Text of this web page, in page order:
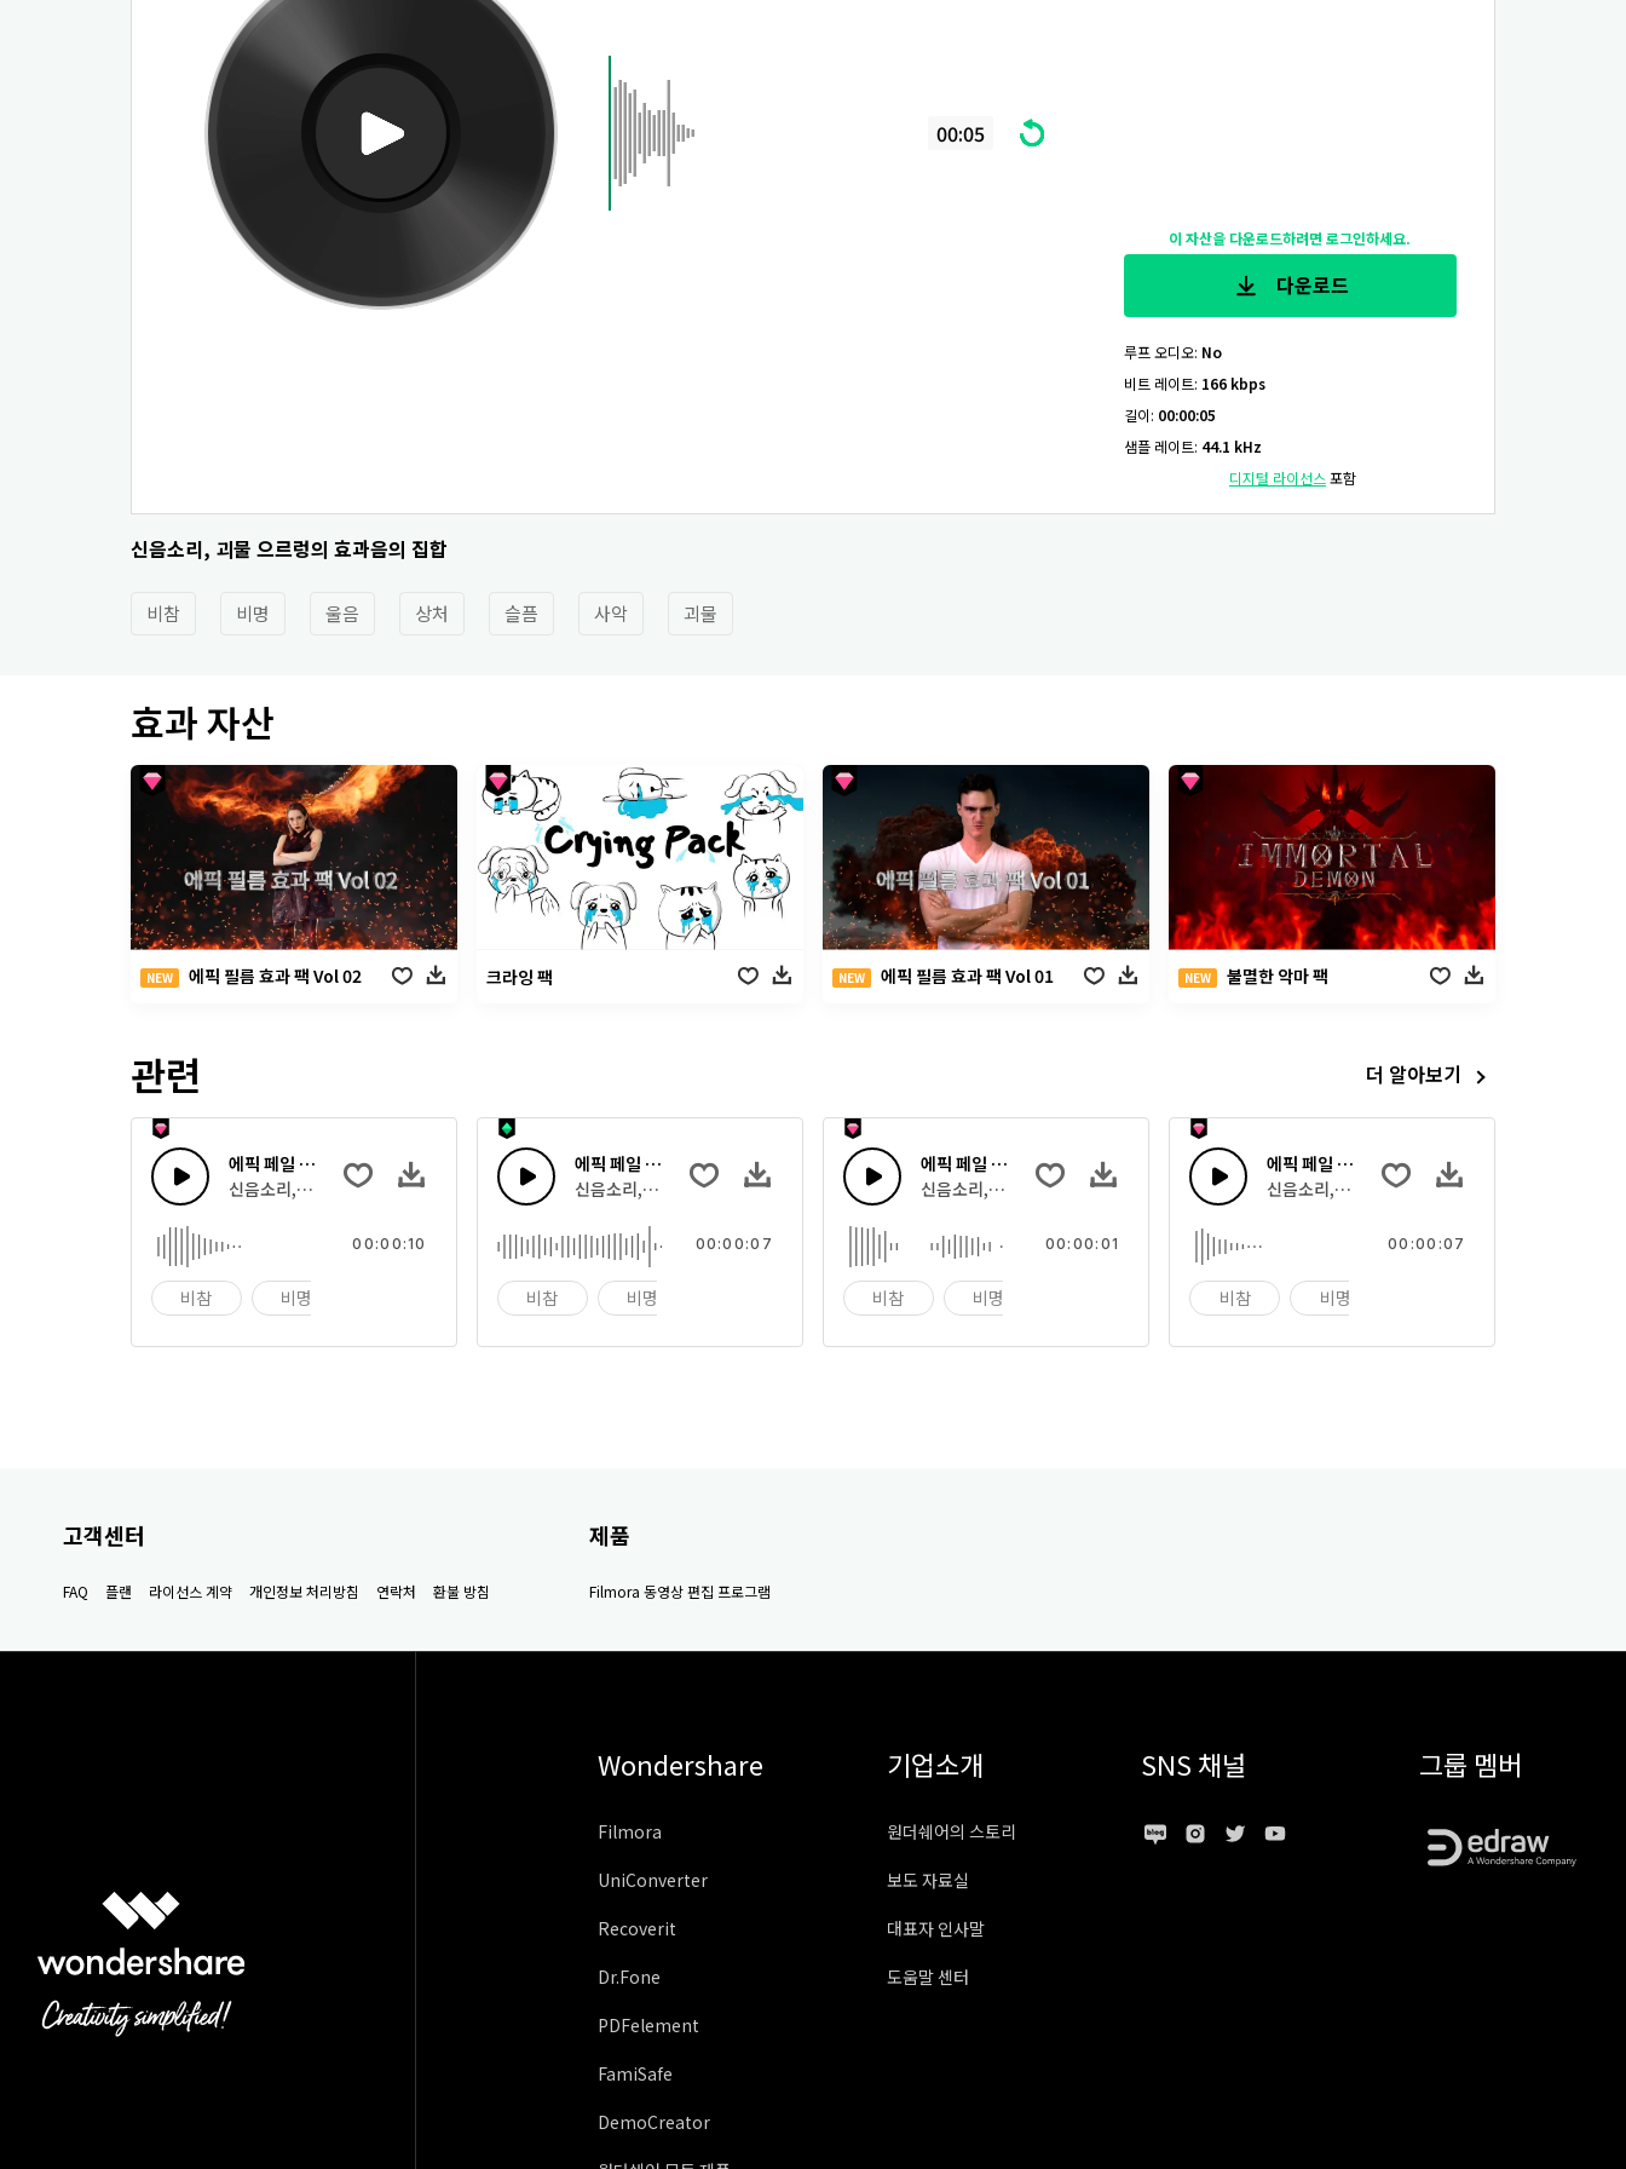
00:05
이 자산을 다운로드하려면 로그인하세요.
다운로드
루프 오디오: No
비트 레이트: 166 kbps
길이: 00:00:05
샘플 레이트: 44.1 kHz
디지털 라이선스 포함
신음소리, 괴물 으르렁의 효과음의 집합
비참 비명 울음 상처 슬픔 사악 괴물
효과 자산
NEW 에픽 필름 효과 팩 Vol 02 크라잉 팩 NEW 에픽 필름 효과 팩 Vol 01 NEW 불멸한 악마 팩
관련 더 알아보기
에픽 페일 사운드 21
신음소리, 괴물 으르렁의 효과음의 집합
비참 비명
00:00:10
에픽 페일 사운드 20
신음소리, 괴물 으르렁의 효과음의 집합
비참 비명
00:00:07
에픽 페일 사운드 18
신음소리, 괴물 으르렁의 효과음의 집합
비참 비명
00:00:01
에픽 페일 사운드 17
신음소리, 괴물 으르렁의 효과음의 집합
비참 비명
00:00:07
고객센터
FAQ 플랜 라이선스 계약 개인정보 처리방침 연락처 환불 방침
제품
Filmora 동영상 편집 프로그램
Wondershare
Filmora
UniConverter
Recoverit
Dr.Fone
PDFelement
FamiSafe
DemoCreator
기업소개
원더쉐어의 스토리
보도 자료실
대표자 인사말
도움말 센터
SNS 채널 그룹 멤버